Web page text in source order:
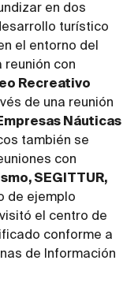
en dos
turístico
el entorno del
reunión con
Recreativo
de una reunión
Náuticas
también se
con
SEGITTUR,
de ejemplo
el centro de
conforme a
de Información